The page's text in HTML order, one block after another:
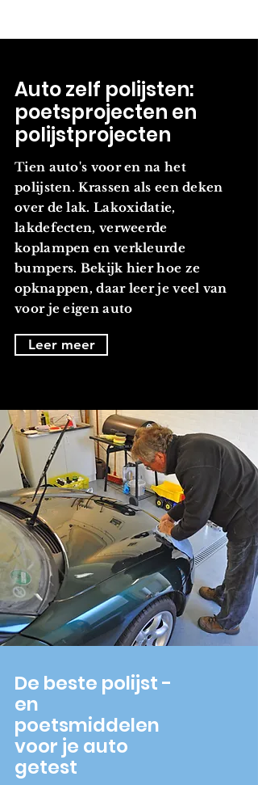
Auto zelf polijsten:
poetsprojecten en
polijstprojecten
Tien auto's voor en na het
polijsten. Krassen als een deken
over de lak. Lakoxidatie,
lakdefecten, verweerde
koplampen en verkleurde
bumpers. Bekijk hier hoe ze
opknappen, daar leer je veel van
voor je eigen auto
Leer meer
De beste polijst -
en
poetsmiddelen
voor je auto
getest